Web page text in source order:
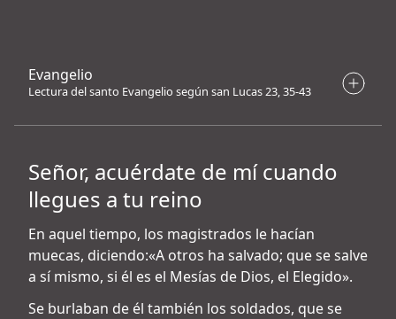
Evangelio
Lectura del santo Evangelio según san Lucas 23, 35-43
Señor, acuérdate de mí cuando
llegues a tu reino
En aquel tiempo, los magistrados le hacían
muecas, diciendo:«A otros ha salvado; que se salve
a sí mismo, si él es el Mesías de Dios, el Elegido».
Se burlaban de él también los soldados, que se